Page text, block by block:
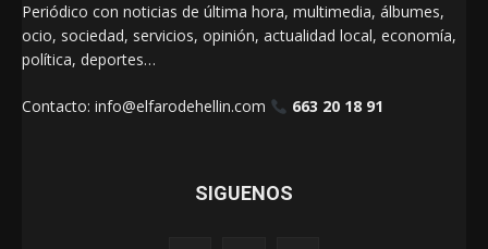
Periódico con noticias de última hora, multimedia, álbumes,
ocio, sociedad, servicios, opinión, actualidad local, economía,
política, deportes…
Contacto: info@elfarodehellin.com 663 20 18 91
SIGUENOS